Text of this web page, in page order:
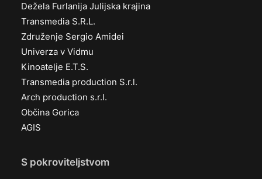
Dežela Furlanija Julijska krajina
Transmedia S.R.L.
Združenje Sergio Amidei
Univerza v Vidmu
Kinoatelje E.T.S.
Transmedia production S.r.l.
Arch production s.r.l.
Občina Gorica
AGIS
S pokroviteljstvom